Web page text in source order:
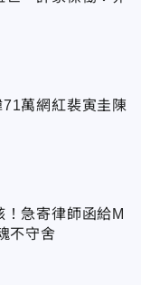
萬網紅裴寅圭陳
急寄律師函給M
不守舍